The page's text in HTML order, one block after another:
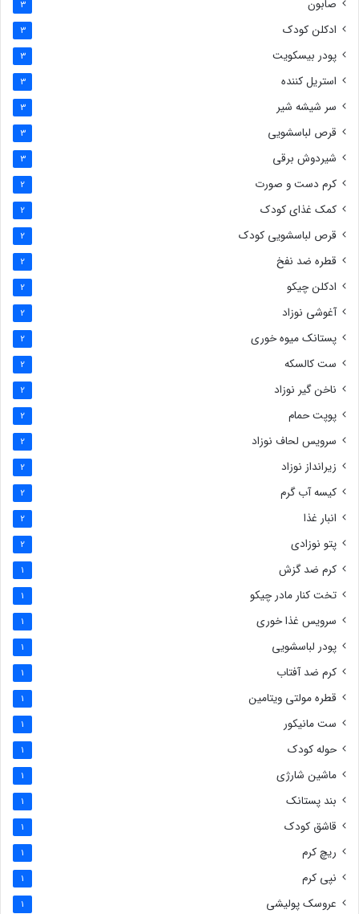
صابون 3
ادکلن کودک 3
پودر بیسکویت 3
استریل کننده 3
سر شیشه شیر 3
قرص لباسشویی 3
شیردوش برقی 3
کرم دست و صورت 2
کمک غذای کودک 2
قرص لباسشویی کودک 2
قطره ضد نفخ 2
ادکلن چیکو 2
آغوشی نوزاد 2
پستانک میوه خوری 2
ست کالسکه 2
ناخن گیر نوزاد 2
پوپت حمام 2
سرویس لحاف نوزاد 2
زیرانداز نوزاد 2
کیسه آب گرم 2
انبار غذا 2
پتو نوزادی 2
کرم ضد گزش 1
تخت کنار مادر چیکو 1
سرویس غذا خوری 1
پودر لباسشویی 1
کرم ضد آفتاب 1
قطره مولتی ویتامین 1
ست مانیکور 1
حوله کودک 1
ماشین شارژی 1
بند پستانک 1
قاشق کودک 1
ریچ کرم 1
نپی کرم 1
عروسک پولیشی 1